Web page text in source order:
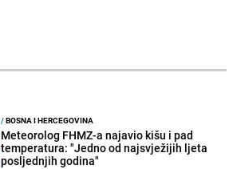
/BOSNA I HERCEGOVINA
Meteorolog FHMZ-a najavio kišu i pad
temperatura: "Jedno od najsvježijih ljeta
posljednjih godina"